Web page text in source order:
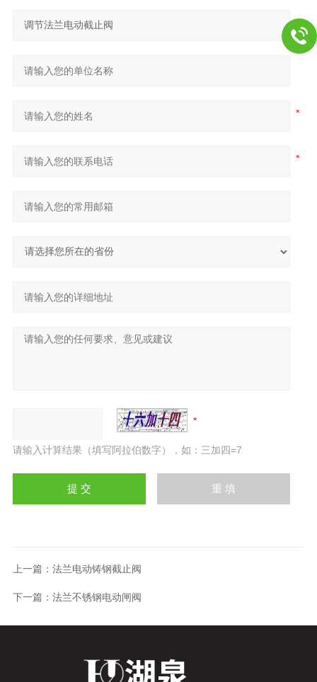
请输入计算结果（填写阿拉伯数字），如：三加四=7
上一篇： 法兰电动铸钢截止阀
下一篇： 法兰不锈钢电动闸阀